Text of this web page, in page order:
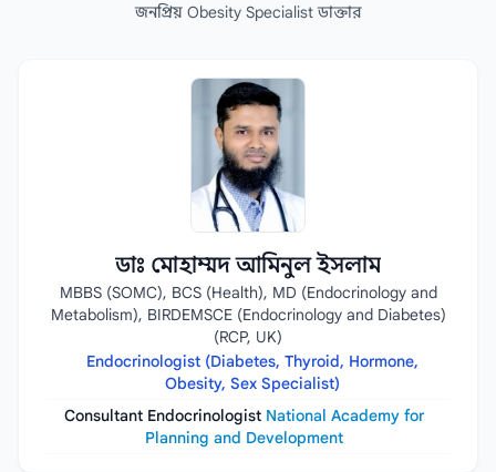
জনপ্রিয় Obesity Specialist ডাক্তার
ডাঃ মোহাম্মদ আমিনুল ইসলাম
MBBS (SOMC), BCS (Health), MD (Endocrinology and
Metabolism), BIRDEMSCE (Endocrinology and Diabetes)
(RCP, UK)
Endocrinologist (Diabetes, Thyroid, Hormone,
Obesity, Sex Specialist)
Consultant Endocrinologist National Academy for
Planning and Development